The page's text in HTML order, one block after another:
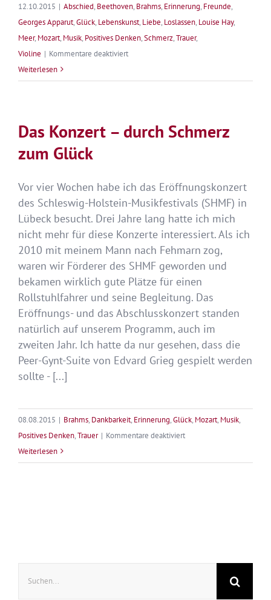
12.10.2015 | Abschied, Beethoven, Brahms, Erinnerung, Freunde,
Georges Apparut,Glück, Lebenskunst, Liebe, Loslassen, Louise Hay,
Meer, Mozart, Musik, Positives Denken,Schmerz,Trauer,
Violine | Kommentare deaktiviertfür
–
Weiterlesen
Das Konzert – durch Schmerz
zum Glück
Vor vier Wochen habe ich das Eröffnungskonzert
des Schleswig-Holstein-Musikfestivals (SHMF) in
Lübeck besucht. Drei Jahre lang hatte ich mich
nicht mehr für diese Konzerte interessiert. Als ich
2010 mit meinem Mann nach Fehmarn zog,
waren wir Förderer des SHMF geworden und
bekamen wirklich gute Plätze für einen
Rollstuhlfahrer und seine Begleitung. Das
Eröffnungs- und das Abschlusskonzert standen
natürlich auf unserem Programm, auch im
zweiten Jahr. Ich hatte da nur gesehen, dass die
Peer-Gynt-Suite von Edvard Grieg gespielt werden
sollte - [...]
08.08.2015 | Brahms, Dankbarkeit, Erinnerung,Glück, Mozart, Musik,
Positives Denken,Trauer | Kommentare deaktiviertfür
Konzert
Weiterlesen
nach: